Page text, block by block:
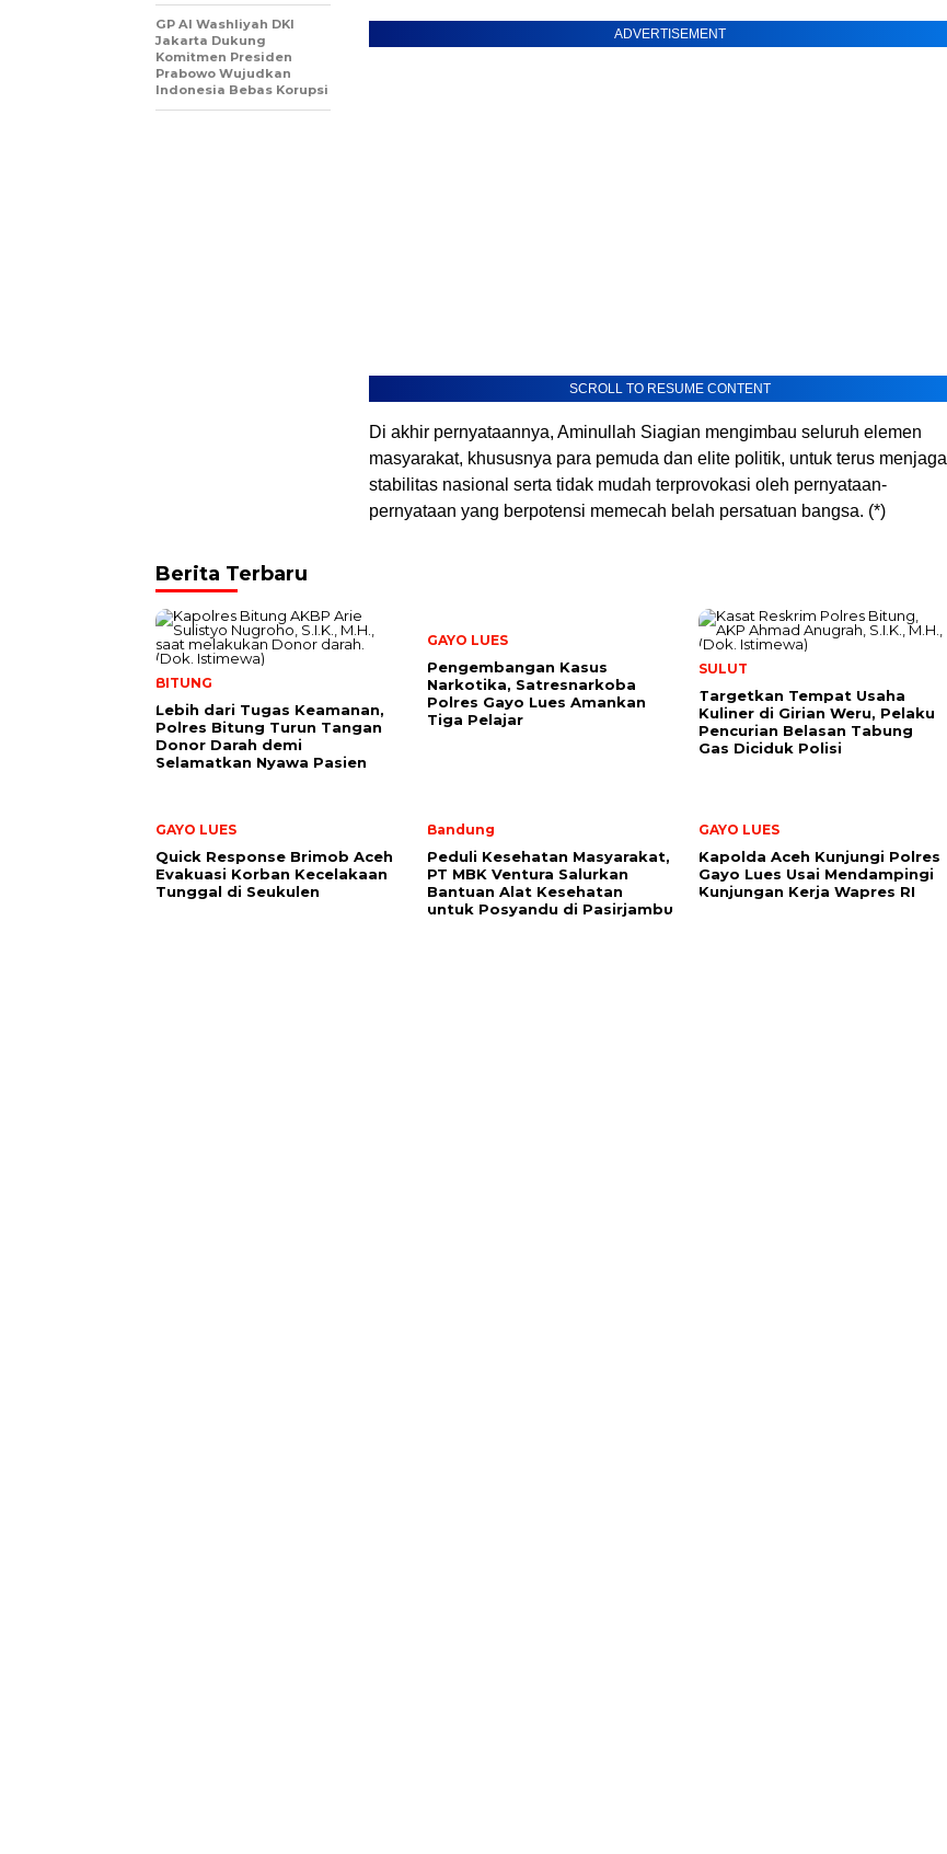
ADVERTISEMENT
SCROLL TO RESUME CONTENT
Di akhir pernyataannya, Aminullah Siagian mengimbau seluruh elemen
masyarakat, khususnya para pemuda dan elite politik, untuk terus menjaga
stabilitas nasional serta tidak mudah terprovokasi oleh pernyataan-
pernyataan yang berpotensi memecah belah persatuan bangsa. (*)
GP Al Washliyah DKI
Jakarta Dukung
Komitmen Presiden
Prabowo Wujudkan
Indonesia Bebas Korupsi
Berita Terbaru
BITUNG
Lebih dari Tugas Keamanan,
Polres Bitung Turun Tangan
Donor Darah demi
Selamatkan Nyawa Pasien
GAYO LUES
Pengembangan Kasus
Narkotika, Satresnarkoba
Polres Gayo Lues Amankan
Tiga Pelajar
SULUT
Targetkan Tempat Usaha
Kuliner di Girian Weru, Pelaku
Pencurian Belasan Tabung
Gas Diciduk Polisi
GAYO LUES
Quick Response Brimob Aceh
Evakuasi Korban Kecelakaan
Tunggal di Seukulen
Bandung
Peduli Kesehatan Masyarakat,
PT MBK Ventura Salurkan
Bantuan Alat Kesehatan
untuk Posyandu di Pasirjambu
GAYO LUES
Kapolda Aceh Kunjungi Polres
Gayo Lues Usai Mendampingi
Kunjungan Kerja Wapres RI